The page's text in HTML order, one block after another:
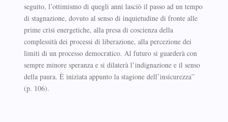
seguito, l’ottimismo di quegli anni lasciò il passo ad un tempo
di stagnazione, dovuto al senso di inquietudine di fronte alle
prime crisi energetiche, alla presa di coscienza della
complessità dei processi di liberazione, alla percezione dei
limiti di un processo democratico. Al futuro si guarderà con
sempre minore speranza e si dilaterà l’indignazione e il senso
della paura. È iniziata appunto la stagione dell’insicurezza”
(p. 106).